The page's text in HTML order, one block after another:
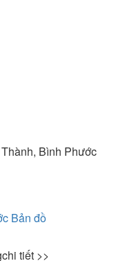
Bình Phước
Bản đồ
chi tiết >>